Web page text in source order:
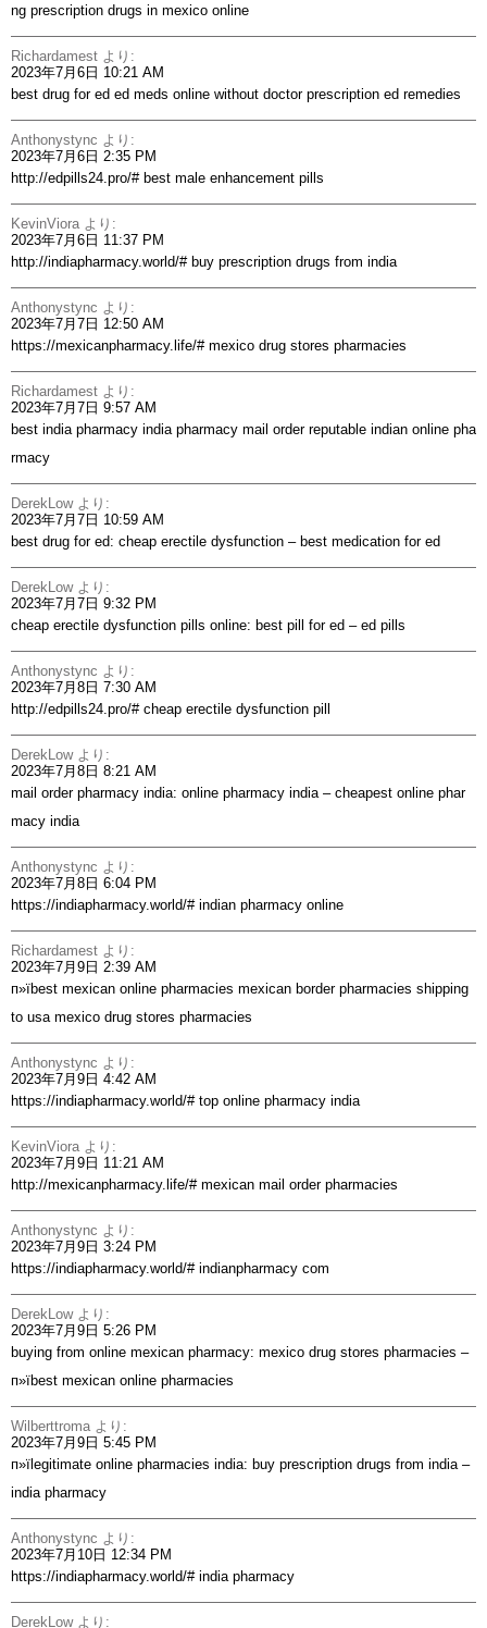
ng prescription drugs in mexico online
Richardamest より:
2023年7月6日 10:21 AM
best drug for ed ed meds online without doctor prescription ed remedies
Anthonystync より:
2023年7月6日 2:35 PM
http://edpills24.pro/#best male enhancement pills
KevinViora より:
2023年7月6日 11:37 PM
http://indiapharmacy.world/#buy prescription drugs from india
Anthonystync より:
2023年7月7日 12:50 AM
https://mexicanpharmacy.life/#mexico drug stores pharmacies
Richardamest より:
2023年7月7日 9:57 AM
best india pharmacy india pharmacy mail orderreputable indian online pha
rmacy
DerekLow より:
2023年7月7日 10:59 AM
best drug for ed: cheap erectile dysfunction – best medication for ed
DerekLow より:
2023年7月7日 9:32 PM
cheap erectile dysfunction pills online: best pill for ed – ed pills
Anthonystync より:
2023年7月8日 7:30 AM
http://edpills24.pro/#cheap erectile dysfunction pill
DerekLow より:
2023年7月8日 8:21 AM
mail order pharmacy india: online pharmacy india – cheapest online phar
macy india
Anthonystync より:
2023年7月8日 6:04 PM
https://indiapharmacy.world/#indian pharmacy online
Richardamest より:
2023年7月9日 2:39 AM
п»їbest mexican online pharmacies mexican border pharmacies shipping
to usa mexico drug stores pharmacies
Anthonystync より:
2023年7月9日 4:42 AM
https://indiapharmacy.world/#top online pharmacy india
KevinViora より:
2023年7月9日 11:21 AM
http://mexicanpharmacy.life/#mexican mail order pharmacies
Anthonystync より:
2023年7月9日 3:24 PM
https://indiapharmacy.world/#indianpharmacy com
DerekLow より:
2023年7月9日 5:26 PM
buying from online mexican pharmacy: mexico drug stores pharmacies –
п»їbest mexican online pharmacies
Wilberttroma より:
2023年7月9日 5:45 PM
п»їlegitimate online pharmacies india: buy prescription drugs from india –
india pharmacy
Anthonystync より:
2023年7月10日 12:34 PM
https://indiapharmacy.world/#india pharmacy
DerekLow より: